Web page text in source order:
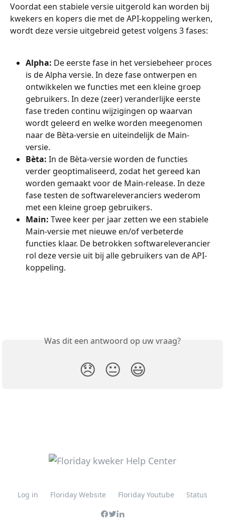
Voordat een stabiele versie uitgerold kan worden bij
kwekers en kopers die met de API-koppeling werken,
wordt deze versie uitgebreid getest volgens 3 fases:
Alpha: De eerste fase in het versiebeheer proces
is de Alpha versie. In deze fase ontwerpen en
ontwikkelen we functies met een kleine groep
gebruikers. In deze (zeer) veranderlijke eerste
fase treden continu wijzigingen op waarvan
wordt geleerd en welke worden meegenomen
naar de Bèta-versie en uiteindelijk de Main-
versie.
Bèta: In de Bèta-versie worden de functies
verder geoptimaliseerd, zodat het gereed kan
worden gemaakt voor de Main-release. In deze
fase testen de softwareleveranciers wederom
met een kleine groep gebruikers.
Main: Twee keer per jaar zetten we een stabiele
Main-versie met nieuwe en/of verbeterde
functies klaar. De betrokken softwareleverancier
rol deze versie uit bij alle gebruikers van de API-
koppeling.
Was dit een antwoord op uw vraag?
😞 😐 😃
Log in Floriday Website Floriday Youtube Status